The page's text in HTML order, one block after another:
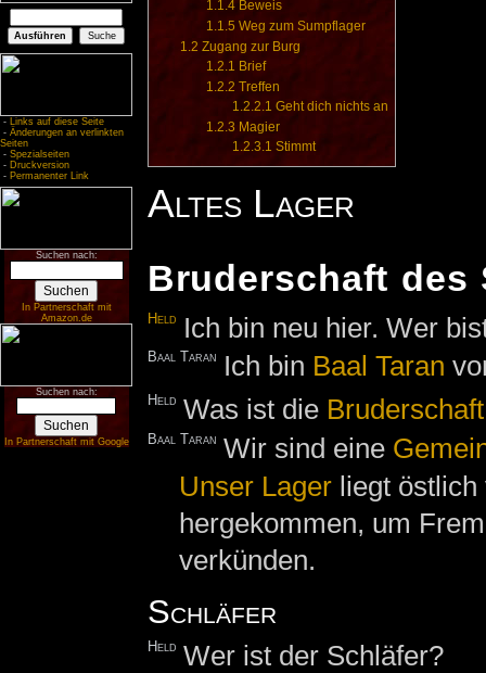
- Links auf diese Seite
- Änderungen an verlinkten
Seiten
- Spezialseiten
- Druckversion
- Permanenter Link
Suchen nach:
In Partnerschaft mit
Amazon.de
Suchen nach:
In Partnerschaft mit Google
1.1.4 Beweis
1.1.5 Weg zum Sumpflager
1.2 Zugang zur Burg
1.2.1 Brief
1.2.2 Treffen
1.2.2.1 Geht dich nichts an
1.2.3 Magier
1.2.3.1 Stimmt
Altes Lager
Bruderschaft des
Held Ich bin neu hier. Wer
Baal Taran Ich bin Baal Taran
Held Was ist die
Baal Taran Wir sind eine
Unser Lagerliegt östlich
hergekommen, um
verkünden.
Schläfer
Held Wer ist der Schläfer?